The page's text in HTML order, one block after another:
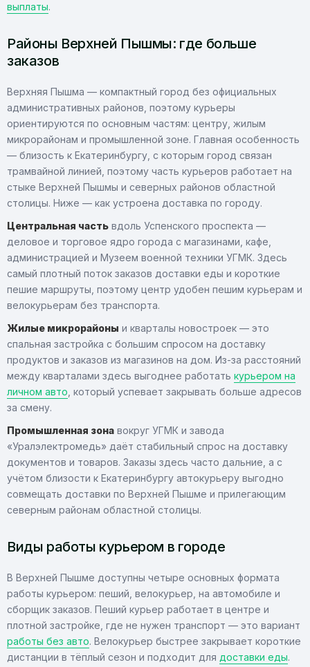
выплаты.
Районы Верхней Пышмы: где больше
заказов
Верхняя Пышма — компактный город без официальных
административных районов, поэтому курьеры
ориентируются по основным частям: центру, жилым
микрорайонам и промышленной зоне. Главная особенность
— близость к Екатеринбургу, с которым город связан
трамвайной линией, поэтому часть курьеров работает на
стыке Верхней Пышмы и северных районов областной
столицы. Ниже — как устроена доставка по городу.
Центральная часть вдоль Успенского проспекта —
деловое и торговое ядро города с магазинами, кафе,
администрацией и Музеем военной техники УГМК. Здесь
самый плотный поток заказов доставки еды и короткие
пешие маршруты, поэтому центр удобен пешим курьерам и
велокурьерам без транспорта.
Жилые микрорайоны и кварталы новостроек — это
спальная застройка с большим спросом на доставку
продуктов и заказов из магазинов на дом. Из-за расстояний
между кварталами здесь выгоднее работать курьером на
личном авто , который успевает закрывать больше адресов
за смену.
Промышленная зона вокруг УГМК и завода
«Уралэлектромедь» даёт стабильный спрос на доставку
документов и товаров. Заказы здесь часто дальние, а с
учётом близости к Екатеринбургу автокурьеру выгодно
совмещать доставки по Верхней Пышме и прилегающим
северным районам областной столицы.
Виды работы курьером в городе
В Верхней Пышме доступны четыре основных формата
работы курьером: пеший, велокурьер, на автомобиле и
сборщик заказов. Пеший курьер работает в центре и
плотной застройке, где не нужен транспорт — это вариант
работы без авто. Велокурьер быстрее закрывает короткие
дистанции в тёплый сезон и подходит для доставки еды.